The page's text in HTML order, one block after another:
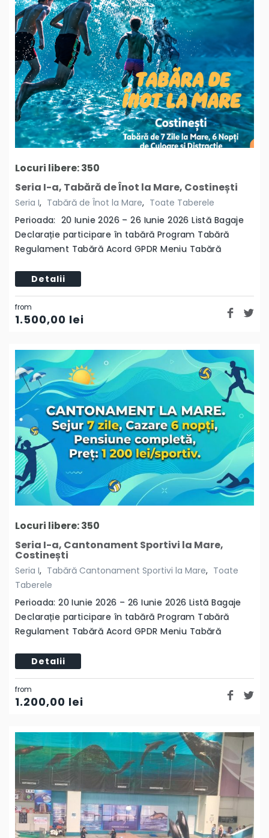
Locuri libere: 350
Seria I-a, Tabără de Înot la Mare, Costinești
Seria I, Tabără de Înot la Mare, Toate Taberele
Perioada: 20 Iunie 2026 – 26 Iunie 2026 Listă Bagaje
Declarație participare în tabără Program Tabără
Regulament Tabără Acord GPDR Meniu Tabără
Detalii
from
1.500,00 lei
Locuri libere: 350
Seria I-a, Cantonament Sportivi la Mare,
Costinești
Seria I, Tabără Cantonament Sportivi la Mare, Toate
Taberele
Perioada: 20 Iunie 2026 – 26 Iunie 2026 Listă Bagaje
Declarație participare în tabără Program Tabără
Regulament Tabără Acord GPDR Meniu Tabără
Detalii
from
1.200,00 lei